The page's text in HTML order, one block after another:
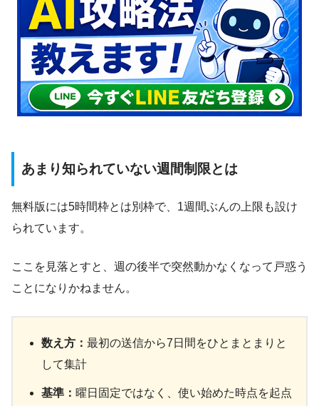
あまり知られていない週間制限とは
無料版には5時間枠とは別枠で、1週間ぶんの上限も設け
られています。
ここを見落とすと、週の後半で突然動かなくなって戸惑う
ことになりかねません。
数え方： 最初の送信から7日間をひとまとまりと
して集計
基準： 曜日固定ではなく、使い始めた時点を起点